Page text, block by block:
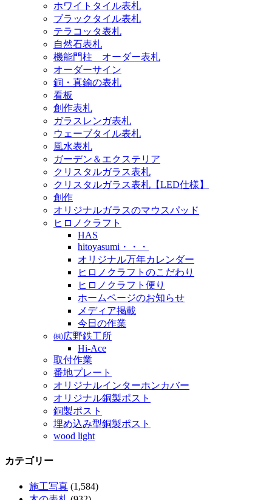
ホワイトタイル表札
ブラックタイル表札
テラコッタ表札
自然石表札
機能門柱 オーダー表札
オーダーサイン
銅・真鍮の表札
看板
創作表札
ガラスレンガ表札
ウェーブタイル表札
風水表札
ガーデン＆エクステリア
クリスタルガラス表札
クリスタルガラス表札【LED仕様】
創作
オリジナルガラスのマウスパッド
ヒロノクラフト
HAS
hitoyasumi・・・
オリジナル万年カレンダー
ヒロノクラフトのこだわり
ヒロノクラフト便り
ホームページのお知らせ
メディア掲載
今日の作業
㈱広野鉄工所
Hi-Ace
取付作業
番地プレート
オリジナルインターホンカバー
オリジナル銅製ポスト
銅製ポスト
埋め込み型銅製ポスト
wood light
カテゴリー
施工写真 (1,584)